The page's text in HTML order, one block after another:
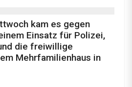
kam es gegen
Einsatz für Polizei,
die freiwillige
Mehrfamilienhaus in